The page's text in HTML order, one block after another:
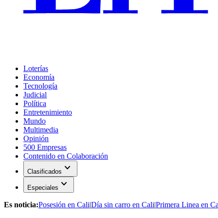
Loterías
Economía
Tecnología
Judicial
Política
Entretenimiento
Mundo
Multimedia
Opinión
500 Empresas
Contenido en Colaboración
Clasificados expand_more
Especiales expand_more
Es noticia:Posesión en Cali|Día sin carro en Cali|Primera Linea en